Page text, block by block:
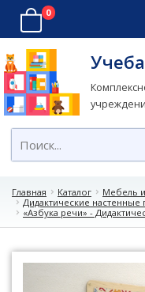
0
Главная Каталог
Мебель и
Дидактические настенные
«Азбука речи» -